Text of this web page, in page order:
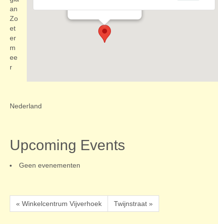
an
Zo
et
er
m
ee
r
Nederland
Upcoming Events
Geen evenementen
« Winkelcentrum Vijverhoek Twijnstraat »